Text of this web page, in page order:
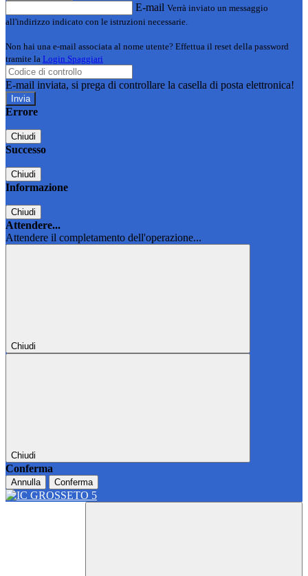
E-mail Verrà inviato un messaggio
all'indirizzo indicato con le istruzioni necessarie.
Non hai una e-mail associata al nome utente? Effettua il reset della password
tramite la Login Spaggiari
E-mail inviata, si prega di controllare la casella di posta elettronica!
Errore
Chiudi
Successo
Chiudi
Informazione
Chiudi
Attendere...
Attendere il completamento dell'operazione...
Chiudi
Chiudi
Conferma
Annulla Conferma